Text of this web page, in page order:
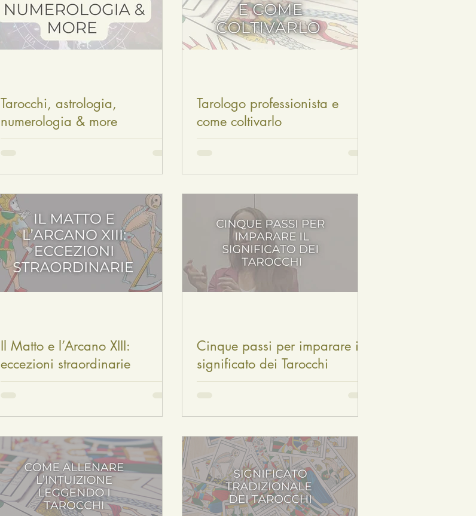
Tarocchi, astrologia,
numerologia & more
Tarologo professionista e
come coltivarlo
Il Matto e l’Arcano XIII:
eccezioni straordinarie
Cinque passi per imparare il
significato dei Tarocchi